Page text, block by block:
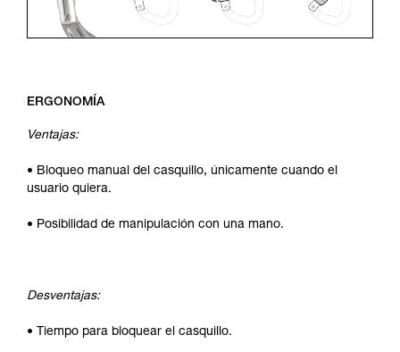
ERGONOMÍA
Ventajas:
• Bloqueo manual del casquillo, únicamente cuando el
usuario quiera.
• Posibilidad de manipulación con una mano.
Desventajas:
• Tiempo para bloquear el casquillo.